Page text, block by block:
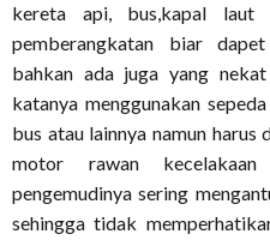
kereta api, bus,kapal laut
pemberangkatan biar
bahkan ada juga yang
katanya menggunakan
bus atau lainnya namun
motor rawan
pengemudinya sering
sehingga tidak